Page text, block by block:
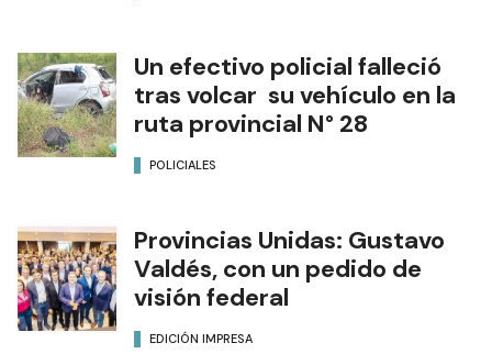
Un efectivo policial falleció
tras volcar su vehículo en la
ruta provincial N° 28
POLICIALES
Provincias Unidas: Gustavo
Valdés, con un pedido de
visión federal
EDICIÓN IMPRESA